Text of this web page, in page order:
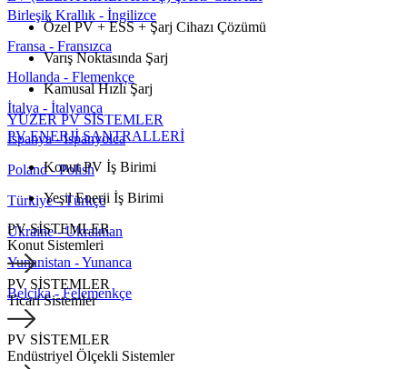
Birleşik Krallık - İngilizce
Fransa - Fransızca
Hollanda - Flemenkçe
İtalya - İtalyanca
İspanya - İspanyolca
Poland - Polish
Türkiye - Türkçe
Ukraine - Ukrainian
Yunanistan - Yunanca
Belçika - Felemenkçe
Özel PV + ESS + Şarj Cihazı Çözümü
Varış Noktasında Şarj
Kamusal Hızlı Şarj
YÜZER PV SİSTEMLER
PV ENERJİ SANTRALLERİ
Konut PV İş Birimi
Yeşil Enerji İş Birimi
PV SİSTEMLER
Konut Sistemleri
PV SİSTEMLER
Ticari Sistemler
PV SİSTEMLER
Endüstriyel Ölçekli Sistemler